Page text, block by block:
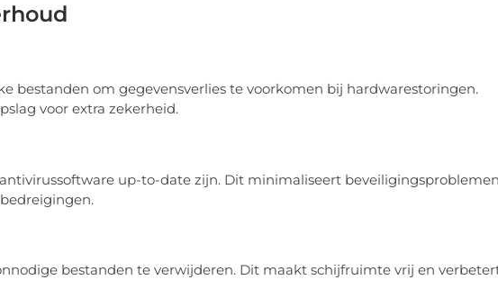
bestanden om gegevensverlies te voorkomen bij hardwarestoringen.
voor extra zekerheid.
up-to-date zijn. Dit minimaliseert
bestanden te verwijderen. Dit maakt schijfruimte vrij en